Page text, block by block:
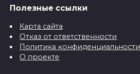
Полезные ссылки
Карта сайта
Отказ от ответственности
Политика конфиденциальности
О проекте